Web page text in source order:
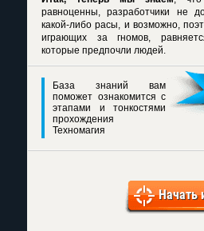
равноценны, разработчики не
какой-либо расы, и возможно,
играющих за гномов,
которые предпочли людей.
База знаний вам
поможет ознакомится с
этапами и тонкостями
прохождения
Техномагия
Начать